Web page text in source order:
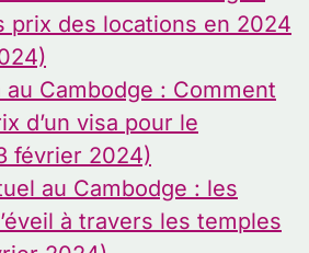
prix des locations en 2024
Cambodge : Comment
d’un visa pour le
février 2024)
au Cambodge : les
à travers les temples